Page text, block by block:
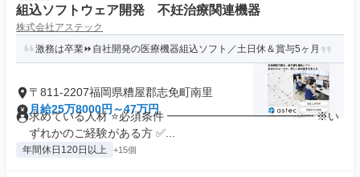
組込ソフトウェア開発 不妊治療関連機器
株式会社アステック
激務は卒業⏩自社開発の医療機器組込ソフト／土日休＆賞与5ヶ月
〒811-2207福岡県糟屋郡志免町南里
月給25万8000円～47万円
求めている人材 ⭐必須条件 ━━━━━━━━━━━━━ ※い
ずれかのご経験がある方 ✅...
年間休日120日以上 +15個